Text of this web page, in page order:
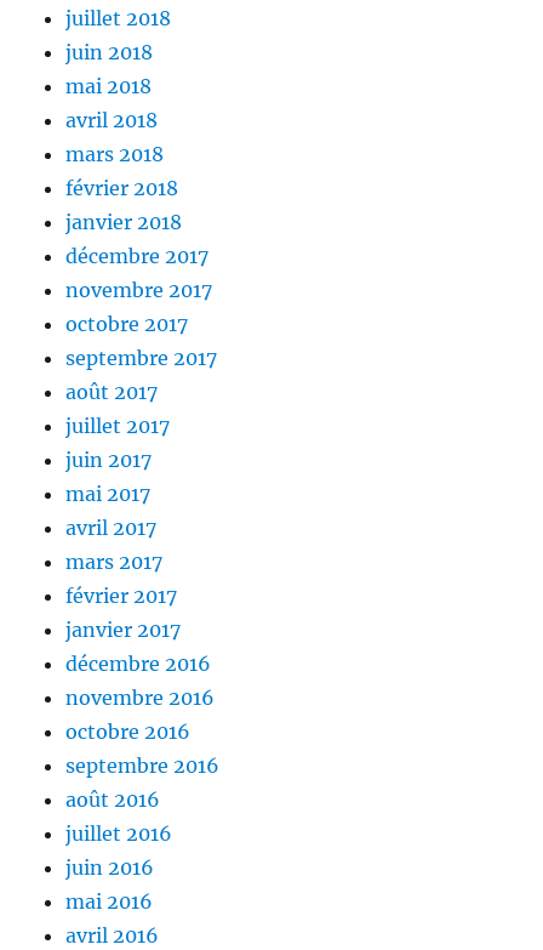
juillet 2018
juin 2018
mai 2018
avril 2018
mars 2018
février 2018
janvier 2018
décembre 2017
novembre 2017
octobre 2017
septembre 2017
août 2017
juillet 2017
juin 2017
mai 2017
avril 2017
mars 2017
février 2017
janvier 2017
décembre 2016
novembre 2016
octobre 2016
septembre 2016
août 2016
juillet 2016
juin 2016
mai 2016
avril 2016